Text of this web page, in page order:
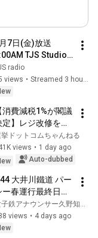
7日(金)放送
TJS Studio-
のぞき・カメラ
radio
views •
Streamed 3 hours ago
消費減税1%が閣議
定】レジ改修を巡
攻防と自民党内の
しい葛藤／中道・
憲・公明の3党合流
選択肢」とは？
今野忍×山本期日
】｜選挙ドットコ
ドットコムちゃんねる
views • 1 day ago
Auto-dubbed
大井川鐵道 パー
ー春運行最終日レ
③🚂&スパドラ伊藤
吾さん後編👑✨
views • 4 days ago